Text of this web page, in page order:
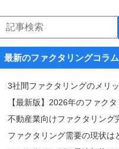
最新のファクタリングコラム